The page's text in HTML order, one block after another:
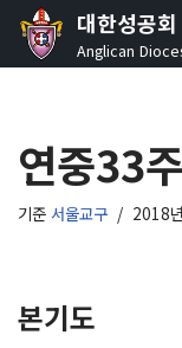
콘
로
건
너
대한성공
Anglican
연중33
기준 서울교구 2018
본기도